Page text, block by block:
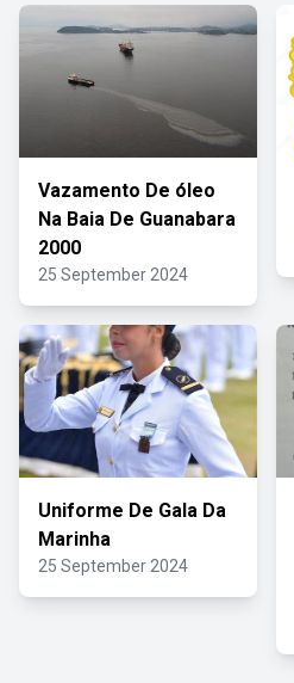
Vazamento De óleo
Na Baia De Guanabara
2000
25 September 2024
Uniforme De Gala Da
Marinha
25 September 2024